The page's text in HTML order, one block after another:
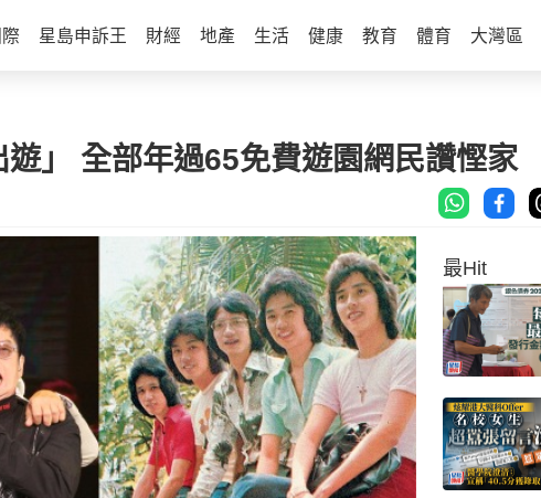
際 星島申訴王 財經 地產 生活 健康 教育 體育 大灣區
」 全部年過65免費遊園網民讚慳家
最Hit